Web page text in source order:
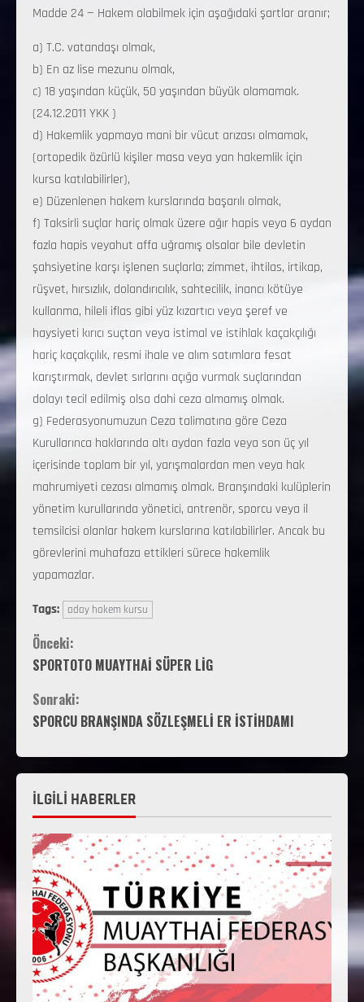
Madde 24 — Hakem olabilmek için aşağıdaki şartlar aranır;
a) T.C. vatandaşı olmak,
b) En az lise mezunu olmak,
c) 18 yaşından küçük, 50 yaşından büyük olamamak.
(24.12.2011 YKK )
d) Hakemlik yapmaya mani bir vücut arızası olmamak,
(ortopedik özürlü kişiler masa veya yan hakemlik için
kursa katılabilirler),
e) Düzenlenen hakem kurslarında başarılı olmak,
f) Taksirli suçlar hariç olmak üzere ağır hapis veya 6 aydan
fazla hapis veyahut affa uğramış olsalar bile devletin
şahsiyetine karşı işlenen suçlarla; zimmet, ihtilas, irtikap,
rüşvet, hırsızlık, dolandırıcılık, sahtecilik, inancı kötüye
kullanma, hileli iflas gibi yüz kızartıcı veya şeref ve
haysiyeti kırıcı suçtan veya istimal ve istihlak kaçakçılığı
hariç kaçakçılık, resmi ihale ve alım satımlara fesat
karıştırmak, devlet sırlarını açığa vurmak suçlarından
dolayı tecil edilmiş olsa dahi ceza almamış olmak.
g) Federasyonumuzun Ceza talimatına göre Ceza
Kurullarınca haklarında altı aydan fazla veya son üç yıl
içerisinde toplam bir yıl, yarışmalardan men veya hak
mahrumiyeti cezası almamış olmak. Branşındaki kulüplerin
yönetim kurullarında yönetici, antrenör, sporcu veya il
temsilcisi olanlar hakem kurslarına katılabilirler. Ancak bu
görevlerini muhafaza ettikleri sürece hakemlik
yapamazlar.
Tags:
aday hakem kursu
Önceki:
SPORTOTO MUAYTHAİ SÜPER LİG
Sonraki:
SPORCU BRANŞINDA SÖZLEŞMELİ ER İSTİHDAMI
İLGİLİ HABERLER